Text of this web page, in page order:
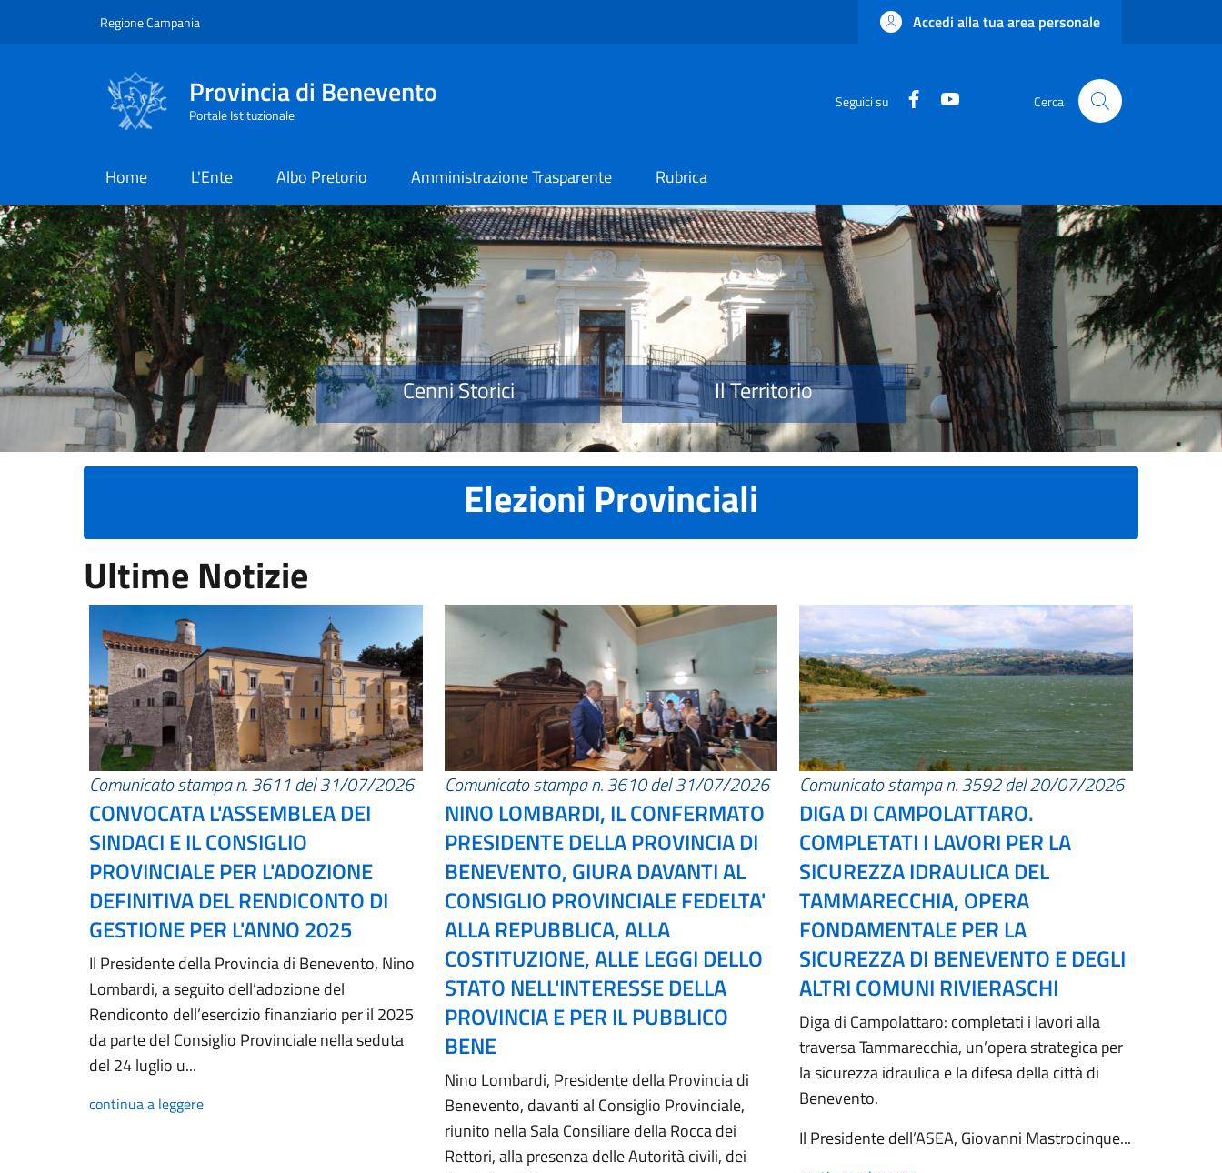
Regione Campania Accedi alla tua area personale
Provincia di Benevento
Portale Istituzionale
Seguici su Facebook Cerca
Home L'Ente Albo Pretorio Amministrazione Trasparente Rubrica
Provincia di Benevento
Cenni Storici Il Territorio
Elezioni Provinciali
Ultime Notizie
Comunicato stampa n. 3611 del 31/07/2026
CONVOCATA L'ASSEMBLEA DEI
SINDACI E IL CONSIGLIO
PROVINCIALE PER L'ADOZIONE
DEFINITIVA DEL RENDICONTO DI
GESTIONE PER L'ANNO 2025
Il Presidente della Provincia di Benevento, Nino
Lombardi, a seguito dell’adozione del
Rendiconto dell’esercizio finanziario per il 2025
da parte del Consiglio Provinciale nella seduta
del 24 luglio u...
continua a leggere
Comunicato stampa n. 3610 del 31/07/2026
NINO LOMBARDI, IL CONFERMATO
PRESIDENTE DELLA PROVINCIA DI
BENEVENTO, GIURA DAVANTI AL
CONSIGLIO PROVINCIALE FEDELTA'
ALLA REPUBBLICA, ALLA
COSTITUZIONE, ALLE LEGGI DELLO
STATO NELL'INTERESSE DELLA
PROVINCIA E PER IL PUBBLICO
BENE
Nino Lombardi, Presidente della Provincia di
Benevento, davanti al Consiglio Provinciale,
riunito nella Sala Consiliare della Rocca dei
Rettori, alla presenza delle Autorità civili, dei
Comunicato stampa n. 3592 del 20/07/2026
DIGA DI CAMPOLATTARO.
COMPLETATI I LAVORI PER LA
SICUREZZA IDRAULICA DEL
TAMMARECCHIA, OPERA
FONDAMENTALE PER LA
SICUREZZA DI BENEVENTO E DEGLI
ALTRI COMUNI RIVIERASCHI
Diga di Campolattaro: completati i lavori alla
traversa Tammarecchia, un’opera strategica per
la sicurezza idraulica e la difesa della città di
Benevento.
Il Presidente dell’ASEA, Giovanni Mastrocinque...